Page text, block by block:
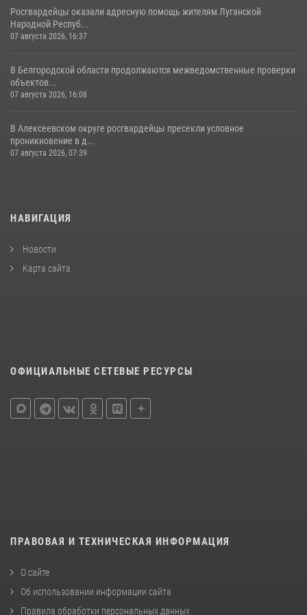
Росгвардейцы оказали адресную помощь жителям Луганской
Народной Респуб...
07 августа 2026, 16:37
В Белгородской области продолжаются межведомственные проверки
объектов...
07 августа 2026, 16:08
В Алексеевском округе росгвардейцы пресекли условное
проникновение в д...
07 августа 2026, 07:39
НАВИГАЦИЯ
Новости
Карта сайта
ОФИЦИАЛЬНЫЕ СЕТЕВЫЕ РЕСУРСЫ
ПРАВОВАЯ И ТЕХНИЧЕСКАЯ ИНФОРМАЦИЯ
О сайте
Об использовании информации сайта
Правила обработки персональных данных